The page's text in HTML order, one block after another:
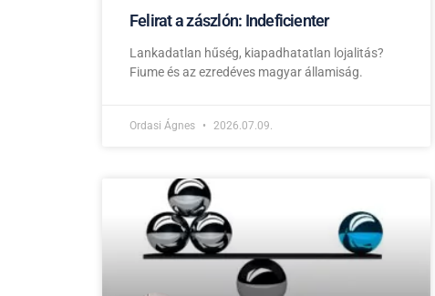
Felirat a zászlón: Indeficienter
Lankadatlan hűség, kiapadhatatlan lojalitás?
Fiume és az ezredéves magyar államiság.
Ordasi Ágnes 2026.07.09.